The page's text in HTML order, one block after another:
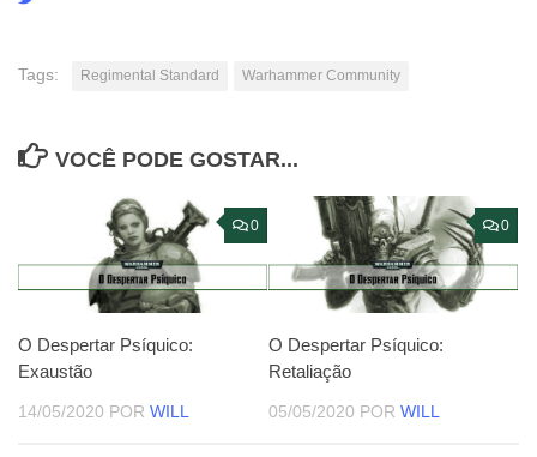
Tags: Regimental Standard Warhammer Community
VOCÊ PODE GOSTAR...
0
O Despertar Psíquico:
Exaustão
14/05/2020 POR WILL
0
O Despertar Psíquico:
Retaliação
05/05/2020 POR WILL